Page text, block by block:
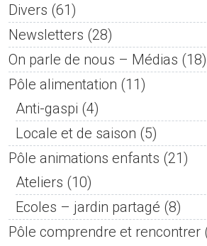
Divers (61)
Newsletters (28)
On parle de nous – Médias (18)
Pôle alimentation (11)
Anti-gaspi (4)
Locale et de saison (5)
Pôle animations enfants (21)
Ateliers (10)
Ecoles – jardin partagé (8)
Pôle comprendre et rencontrer